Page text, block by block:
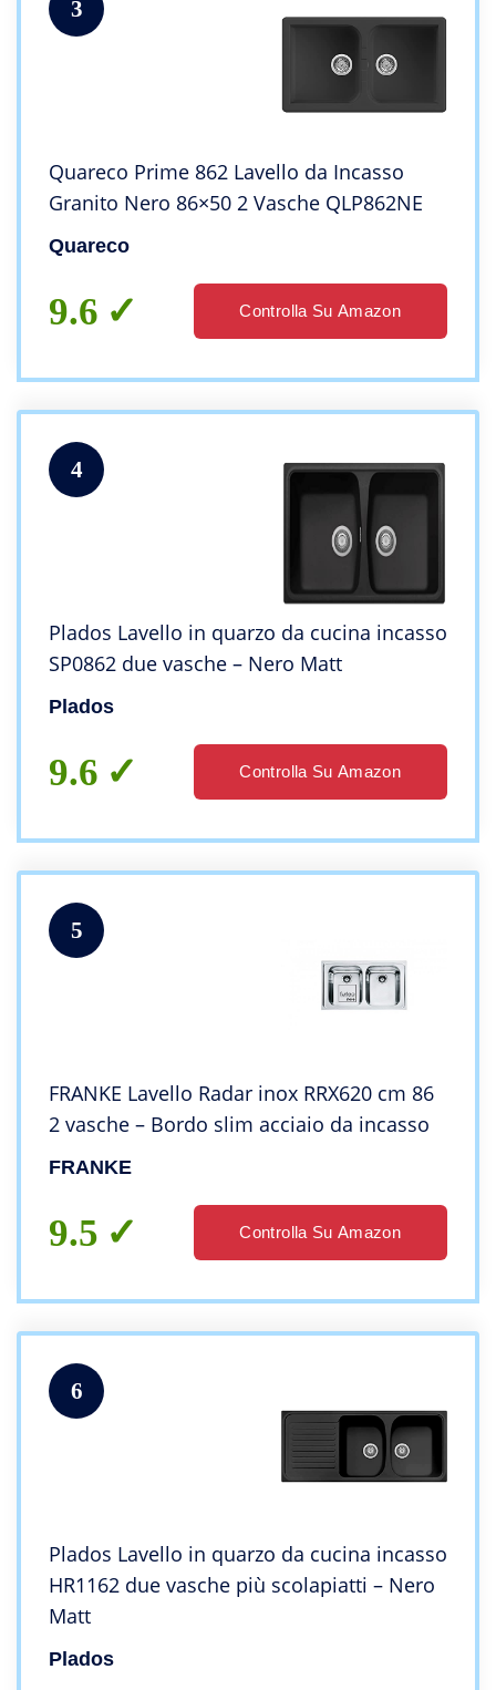
3
Quareco Prime 862 Lavello da Incasso
Granito Nero 86×50 2 Vasche QLP862NE
Quareco
9.6 Controlla Su Amazon
4
Plados Lavello in quarzo da cucina incasso
SP0862 due vasche – Nero Matt
Plados
9.6 Controlla Su Amazon
5
FRANKE Lavello Radar inox RRX620 cm 86
2 vasche – Bordo slim acciaio da incasso
FRANKE
9.5 Controlla Su Amazon
6
Plados Lavello in quarzo da cucina incasso
HR1162 due vasche più scolapiatti – Nero
Matt
Plados